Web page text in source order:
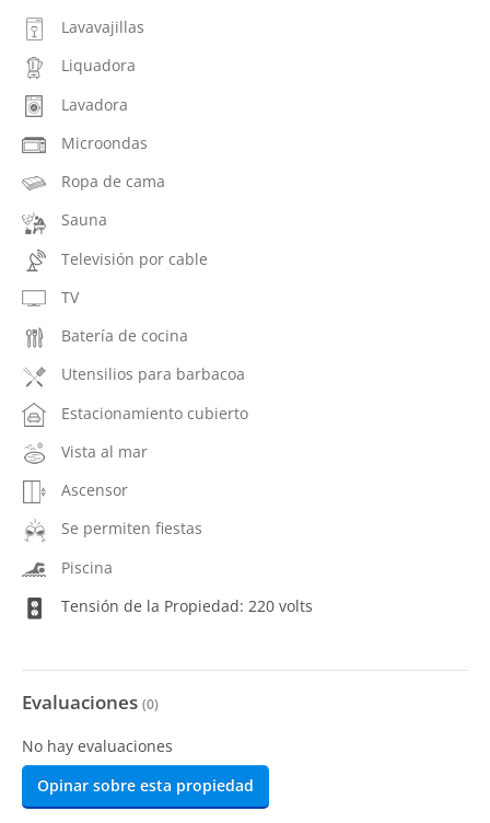
Lavavajillas
Liquadora
Lavadora
Microondas
Ropa de cama
Sauna
Televisión por cable
TV
Batería de cocina
Utensilios para barbacoa
Estacionamiento cubierto
Vista al mar
Ascensor
Se permiten fiestas
Piscina
Tensión de la Propiedad: 220 volts
Evaluaciones (0)
No hay evaluaciones
Opinar sobre esta propiedad